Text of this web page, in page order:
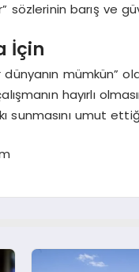
sözlerinin barış ve
İçin
dünyanın
hayırlı
sunmasını umut